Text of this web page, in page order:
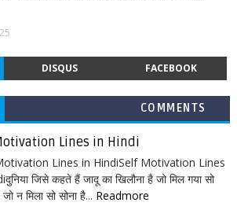
DISQUS FACEBOOK
COMMENTS
Lines in Hindi
Lines in HindiSelf Motivation Lines
जिसे कहते हैं जादू का खिलौना है जो मिल गया सो
जो न मिला सो सोना है... Readmore